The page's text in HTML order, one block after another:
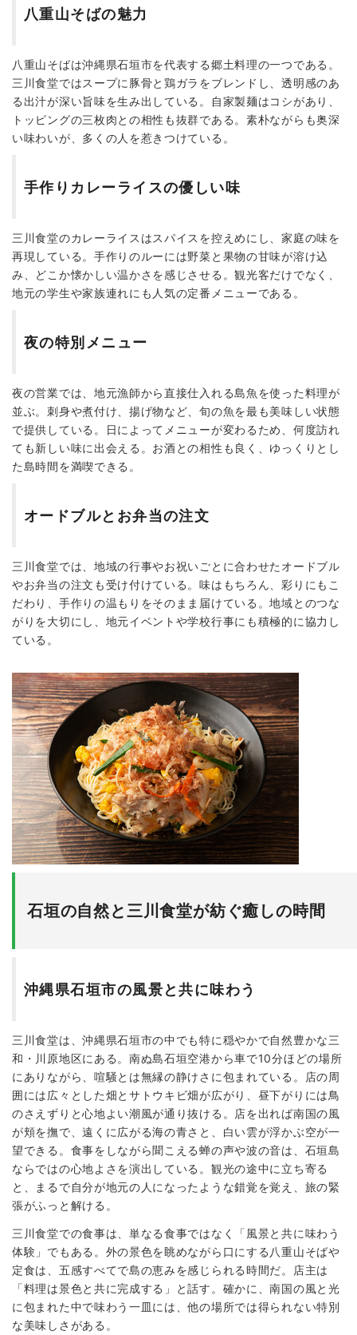
八重山そばの魅力
八重山そばは沖縄県石垣市を代表する郷土料理の一つである。
三川食堂ではスープに豚骨と鶏ガラをブレンドし、透明感のあ
る出汁が深い旨味を生み出している。自家製麺はコシがあり、
トッピングの三枚肉との相性も抜群である。素朴ながらも奥深
い味わいが、多くの人を惹きつけている。
手作りカレーライスの優しい味
三川食堂のカレーライスはスパイスを控えめにし、家庭の味を
再現している。手作りのルーには野菜と果物の甘味が溶け込
み、どこか懐かしい温かさを感じさせる。観光客だけでなく、
地元の学生や家族連れにも人気の定番メニューである。
夜の特別メニュー
夜の営業では、地元漁師から直接仕入れる島魚を使った料理が
並ぶ。刺身や煮付け、揚げ物など、旬の魚を最も美味しい状態
で提供している。日によってメニューが変わるため、何度訪れ
ても新しい味に出会える。お酒との相性も良く、ゆっくりとし
た島時間を満喫できる。
オードブルとお弁当の注文
三川食堂では、地域の行事やお祝いごとに合わせたオードブル
やお弁当の注文も受け付けている。味はもちろん、彩りにもこ
だわり、手作りの温もりをそのまま届けている。地域とのつな
がりを大切にし、地元イベントや学校行事にも積極的に協力し
ている。
石垣の自然と三川食堂が紡ぐ癒しの時間
沖縄県石垣市の風景と共に味わう
三川食堂は、沖縄県石垣市の中でも特に穏やかで自然豊かな三
和・川原地区にある。南ぬ島石垣空港から車で10分ほどの場所
にありながら、喧騒とは無縁の静けさに包まれている。店の周
囲には広々とした畑とサトウキビ畑が広がり、昼下がりには鳥
のさえずりと心地よい潮風が通り抜ける。店を出れば南国の風
が頬を撫で、遠くに広がる海の青さと、白い雲が浮かぶ空が一
望できる。食事をしながら聞こえる蝉の声や波の音は、石垣島
ならではの心地よさを演出している。観光の途中に立ち寄る
と、まるで自分が地元の人になったような錯覚を覚え、旅の緊
張がふっと解ける。
三川食堂での食事は、単なる食事ではなく「風景と共に味わう
体験」でもある。外の景色を眺めながら口にする八重山そばや
定食は、五感すべてで島の恵みを感じられる時間だ。店主は
「料理は景色と共に完成する」と話す。確かに、南国の風と光
に包まれた中で味わう一皿には、他の場所では得られない特別
な美味しさがある。